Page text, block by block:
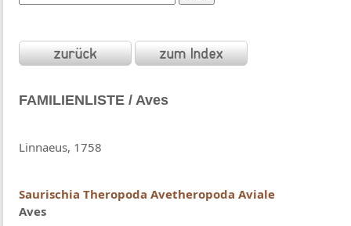
FAMILIENLISTE / Aves
Linnaeus, 1758
Saurischia Theropoda Avetheropoda Aviale
Aves